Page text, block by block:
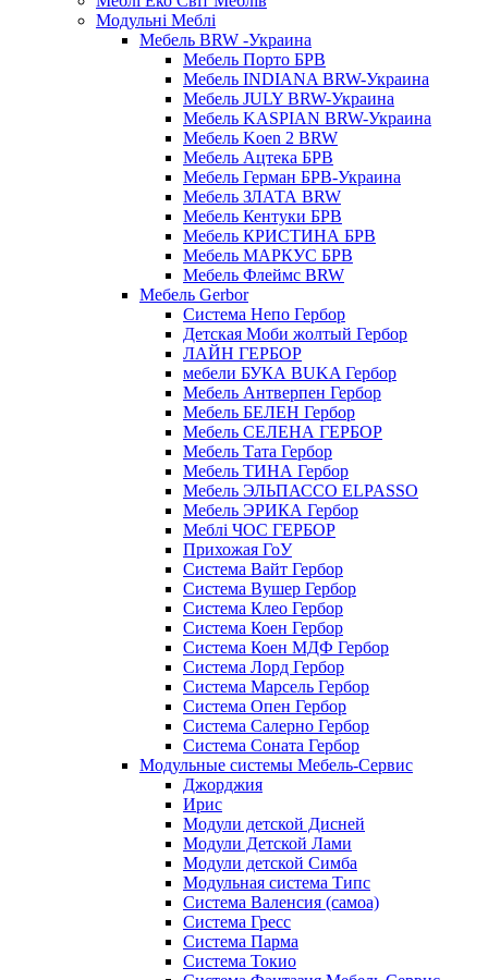
Модульні Меблі
Мебель BRW -Украина
Мебель Порто БРВ
Мебель INDIANA BRW-Украина
Мебель JULY BRW-Украина
Мебель KASPIAN BRW-Украина
Мебель Koen 2 BRW
Мебель Ацтека БРВ
Мебель Герман БРВ-Украина
Мебель ЗЛАТА BRW
Мебель Кентуки БРВ
Мебель КРИСТИНА БРВ
Мебель МАРКУС БРВ
Мебель Флеймс BRW
Мебель Gerbor
Cистема Непо Гербор
Детская Моби жолтый Гербор
ЛАЙН ГЕРБОР
мебели БУКА BUKA Гербор
Мебель Антверпен Гербор
Мебель БЕЛЕН Гербор
Мебель СЕЛЕНА ГЕРБОР
Мебель Тата Гербор
Мебель ТИНА Гербор
Мебель ЭЛЬПАССО ELPASSO
Мебель ЭРИКА Гербор
Меблі ЧОС ГЕРБОР
Прихожая ГоУ
Система Вайт Гербор
Система Вушер Гербор
Система Клео Гербор
Система Коен Гербор
Система Коен МДФ Гербор
Система Лорд Гербор
Система Марсель Гербор
Система Опен Гербор
Система Салерно Гербор
Система Соната Гербор
Модульные системы Мебель-Сервис
Джорджия
Ирис
Модули детской Дисней
Модули Детской Лами
Модули детской Симба
Модульная система Типс
Система Валенсия (самоа)
Система Гресс
Система Парма
Система Токио